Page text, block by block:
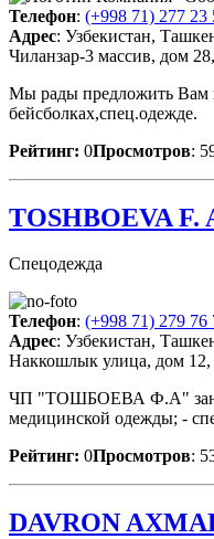
Телефон: (+998 71) 277 23
Адрес: Узбекистан,
Чиланзар-3 массив, дом
Мы рады предложить Вам
бейсболках,спец.одежде.
Рейтинг: 0Просмотров:
TOSHBOEVA F.
Спецодежда
Телефон: (+998 71) 279 76
Адрес: Узбекистан,
Наккошлык улица, дом 12,
ЧП "ТОШБОЕВА Ф.А"
медицинской одежды; -
Рейтинг: 0Просмотров:
DAVRON